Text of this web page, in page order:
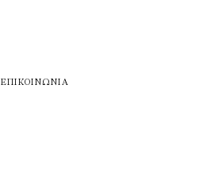
ΕΠΙΚΟΙΝΩΝΊΑ